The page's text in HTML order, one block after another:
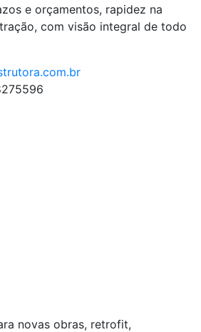
e orçamentos, rapidez na
com visão integral de todo
novas obras, retrofit,